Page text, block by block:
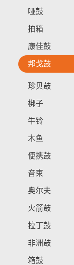
哑鼓
拍箱
康佳鼓
邦戈鼓
珍贝鼓
梆子
牛铃
木鱼
便携鼓
音束
奥尔夫
火箭鼓
拉丁鼓
非洲鼓
箱鼓